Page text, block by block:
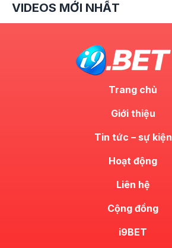
VIDEOS MỚI NHẤT
Trang chủ
Giới thiệu
Tin tức – sự kiện
Hoạt động
Liên hệ
Cộng đồng
i9BET